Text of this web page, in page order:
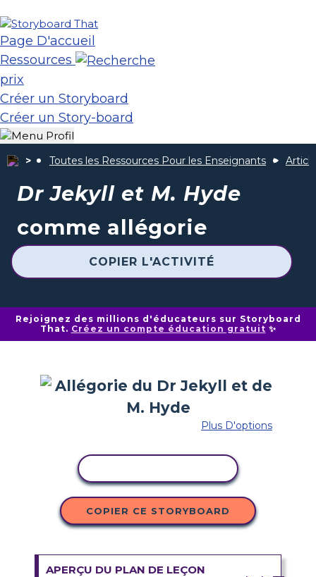
Page D'accueil
Ressources
prix
Créer un Storyboard
Créer un Story-board
Toutes les Ressources Pour les Enseignants
Dr Jekyll et M. Hyde
comme allégorie
COPIER L'ACTIVITÉ
Rejoignez des millions d'éducateurs sur Storyboard
That. Créez un compte éducation gratuit ✨
Plus D'options
COPIER CE STORYBOARD
APERÇU DU PLAN DE LEÇON